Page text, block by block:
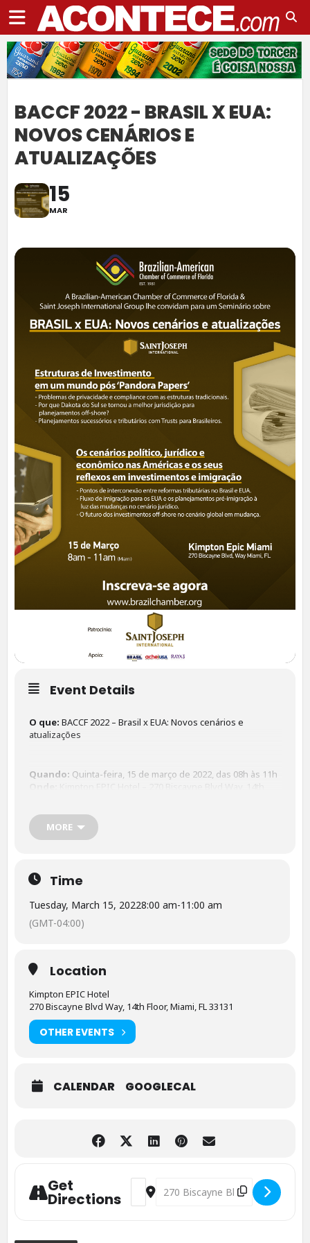
BACCF 2022 - BRASIL X EUA:
NOVOS CENÁRIOS E
ATUALIZAÇÕES
15
MAR
Event Details
O que: BACCF 2022 – Brasil x EUA: Novos cenários e
atualizações
Quando: Quinta-feira, 15 de março de 2022, das 08h às 11h
informações:https://brazilianamericanchamber.chamberm
MORE
Time
Tuesday, March 15, 20228:00 am-11:00 am
(GMT-04:00)
Location
Kimpton EPIC Hotel
270 Biscayne Blvd Way, 14th Floor, Miami, FL 33131
OTHER EVENTS
CALENDAR GOOGLECAL
Get
Directions
Address - BACCF 2022 - Brasil x
Destination Address - BACCF